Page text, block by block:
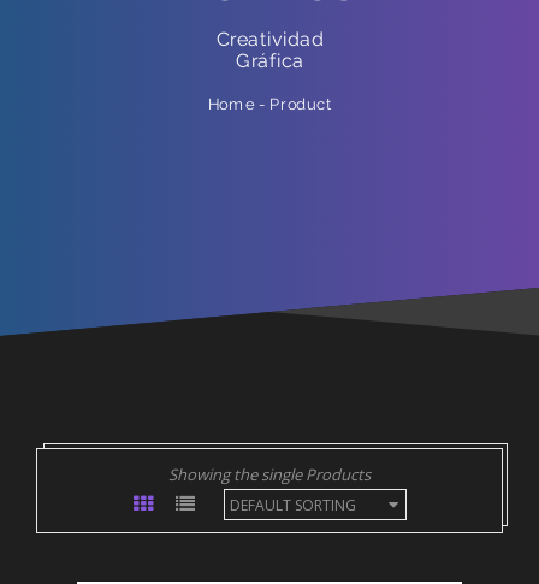
Creatividad
Gráfica
Home- Product
Showing the single Products